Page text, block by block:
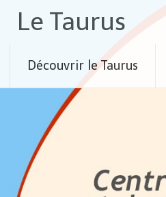
Le Taurus
Découvrir le Taurus